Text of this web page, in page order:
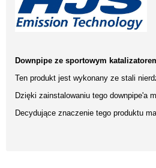
Downpipe ze sportowym
Ten produkt jest wykonany ze stali
Dzięki zainstalowaniu tego downpipe'a
Decydujące znaczenie tego produktu